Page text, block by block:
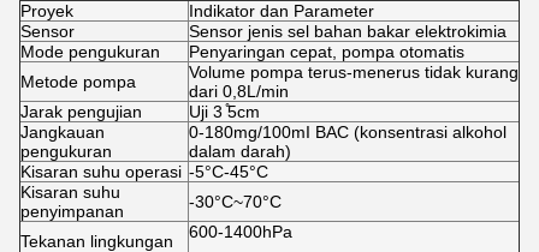
Proyek
Indikator dan Parameter
Sensor
Sensor jenis sel bahan bakar elektrokimia
Mode pengukuran
Penyaringan cepat, pompa otomatis
Metode pompa
Volume pompa terus-menerus tidak kurang
dari 0,8L/min
Jarak pengujian
Uji 3 ̊5cm
Jangkauan
pengukuran
0-180mg/100mI BAC (konsentrasi alkohol
dalam darah)
Kisaran suhu operasi -5°C-45°C
Kisaran suhu
penyimpanan
-30°C~70°C
Tekanan lingkungan 600-1400hPa